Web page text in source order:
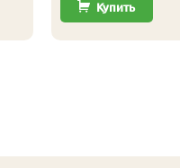
Купить